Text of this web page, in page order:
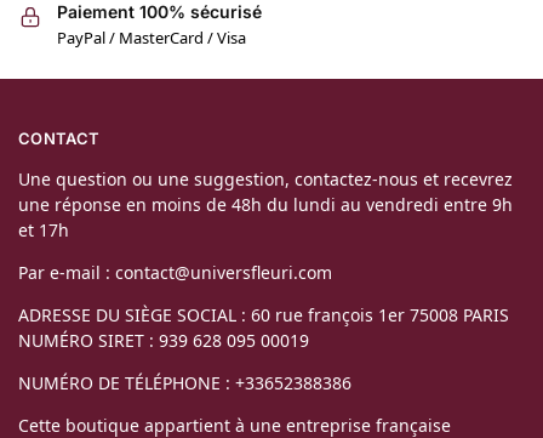
Paiement 100% sécurisé
PayPal / MasterCard / Visa
CONTACT
Une question ou une suggestion, contactez-nous et recevrez
une réponse en moins de 48h du lundi au vendredi entre 9h
et 17h
Par e-mail : contact@universfleuri.com
ADRESSE DU SIÈGE SOCIAL : 60 rue françois 1er 75008 PARIS
NUMÉRO SIRET : 939 628 095 00019
NUMÉRO DE TÉLÉPHONE : +33652388386
Cette boutique appartient à une entreprise française